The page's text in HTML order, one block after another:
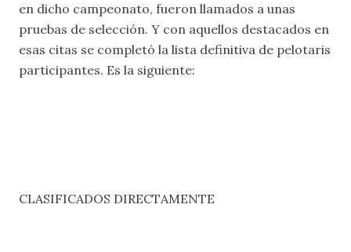
en dicho campeonato, fueron llamados a unas
pruebas de selección. Y con aquellos destacados en
esas citas se completó la lista definitiva de pelotaris
participantes. Es la siguiente:
CLASIFICADOS DIRECTAMENTE